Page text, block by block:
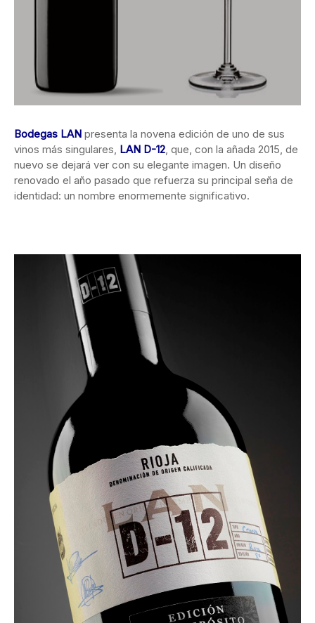
Bodegas LAN presenta la novena edición de uno de sus
vinos más singulares, LAN D-12, que, con la añada 2015, de
nuevo se dejará ver con su elegante imagen. Un diseño
renovado el año pasado que refuerza su principal seña de
identidad: un nombre enormemente significativo.